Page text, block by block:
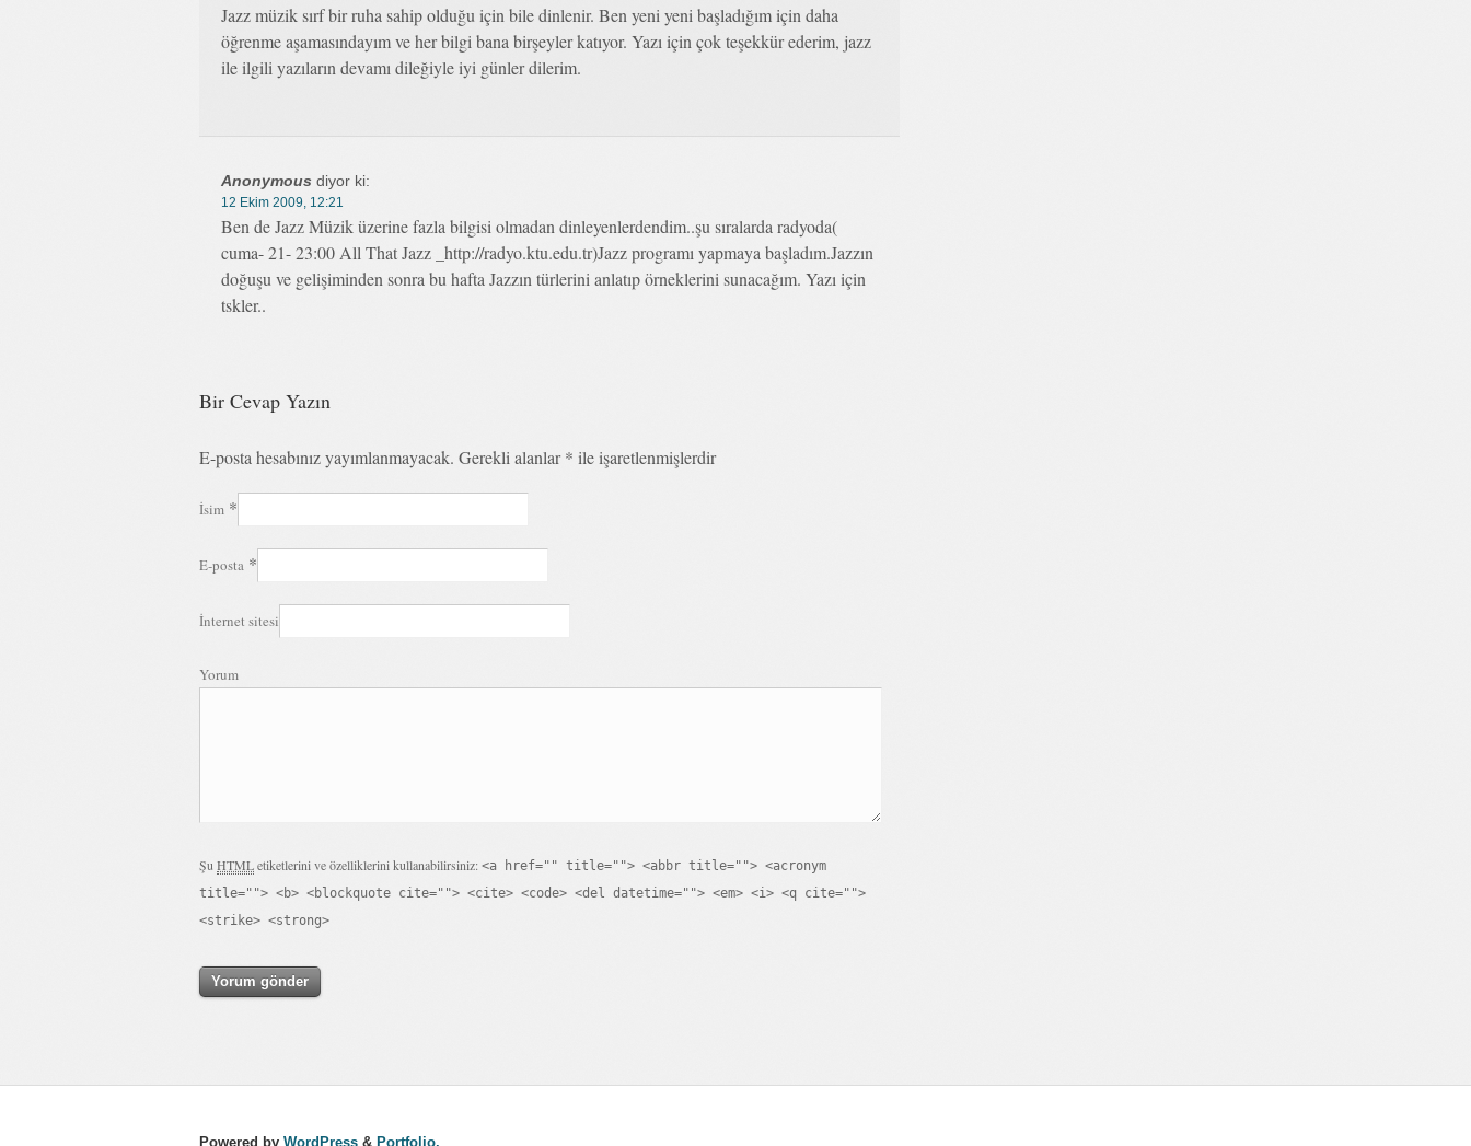
Jazz müzik sırf bir ruha sahip olduğu için bile dinlenir. Ben yeni yeni başladığım için daha
öğrenme aşamasındayım ve her bilgi bana birşeyler katıyor. Yazı için çok teşekkür ederim, jazz
ile ilgili yazıların devamı dileğiyle iyi günler dilerim.
Anonymous diyor ki:
12 Ekim 2009, 12:21
Ben de Jazz Müzik üzerine fazla bilgisi olmadan dinleyenlerdendim..şu sıralarda radyoda(
cuma- 21- 23:00 All That Jazz _http://radyo.ktu.edu.tr)Jazz programı yapmaya başladım.Jazzın
doğuşu ve gelişiminden sonra bu hafta Jazzın türlerini anlatıp örneklerini sunacağım. Yazı için
tskler..
Bir Cevap Yazın
E-posta hesabınız yayımlanmayacak. Gerekli alanlar* ile işaretlenmişlerdir
İsim *
E-posta *
İnternet sitesi
Yorum
Şu HTMLetiketlerini ve özelliklerini kullanabilirsiniz: <a href="" title=""> <abbr title=""> <acronym
title=""> <b> <blockquote cite=""> <cite> <code> <del datetime=""> <em> <i> <q cite="">
<strike> <strong>
Powered by WordPress & Portfolio.